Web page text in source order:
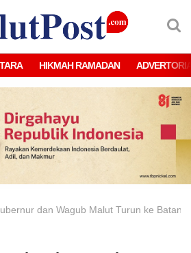
HIKMAH RAMADAN
dan Wagub Malut Turun ke